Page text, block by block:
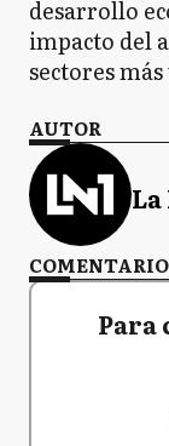
desarrollo
impacto del
sectores
AUTOR
Para